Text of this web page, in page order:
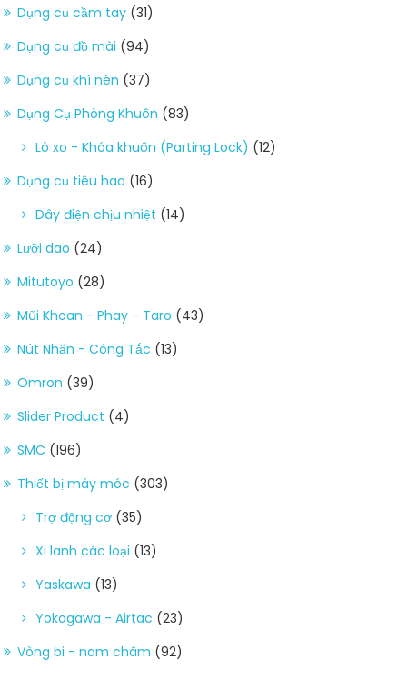
Dụng cụ cầm tay (31)
Dụng cụ đồ mài (94)
Dụng cụ khí nén (37)
Dụng Cụ Phòng Khuôn (83)
Lò xo - Khóa khuôn (Parting Lock) (12)
Dụng cụ tiêu hao (16)
Dây điện chịu nhiệt (14)
Lưỡi dao (24)
Mitutoyo (28)
Mũi Khoan - Phay - Taro (43)
Nút Nhấn - Công Tắc (13)
Omron (39)
Slider Product (4)
SMC (196)
Thiết bị máy móc (303)
Trợ động cơ (35)
Xi lanh các loại (13)
Yaskawa (13)
Yokogawa - Airtac (23)
Vòng bi - nam châm (92)